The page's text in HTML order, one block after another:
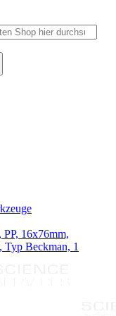
16x76mm,
Typ Beckman, 1